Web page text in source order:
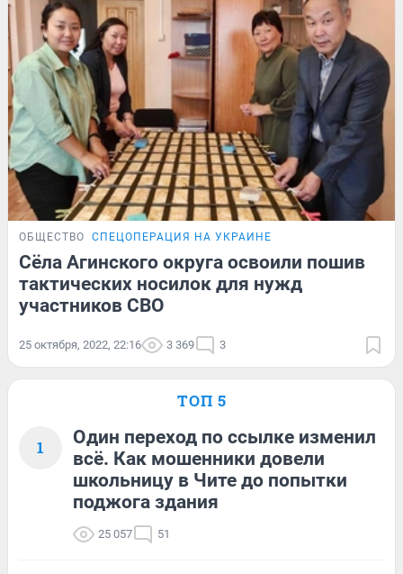
ОБЩЕСТВО СПЕЦОПЕРАЦИЯ НА УКРАИНЕ
Сёла Агинского округа освоили пошив
тактических носилок для нужд
участников СВО
25 октября, 2022, 22:16 3 369 3
ТОП 5
1
Один переход по ссылке изменил
всё. Как мошенники довели
школьницу в Чите до попытки
поджога здания
25 057 51